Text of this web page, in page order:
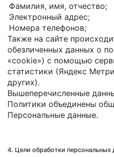
Фамилия, имя, отчество;
Электронный адрес;
Номера телефонов;
Также на сайте
обезличенных данных о
«cookie») с помощью
статистики (Яндекс
других).
Вышеперечисленные
Политики объединены
Персональные данные.
4. Цели обработки персональных